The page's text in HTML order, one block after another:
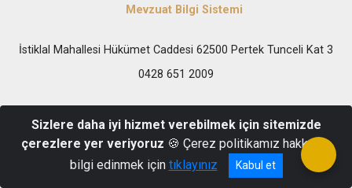
Mevzuat Bilgi Sistemi
İstiklal Mahallesi Hükümet Caddesi 62500 Pertek Tunceli Kat 3
0428 651 2009
Sizlere daha iyi hizmet verebilmek için sitemizde
çerezlere yer veriyoruz 🍪 Çerez politikamız hakkında
bilgi edinmek için tıklayınız Kabul et